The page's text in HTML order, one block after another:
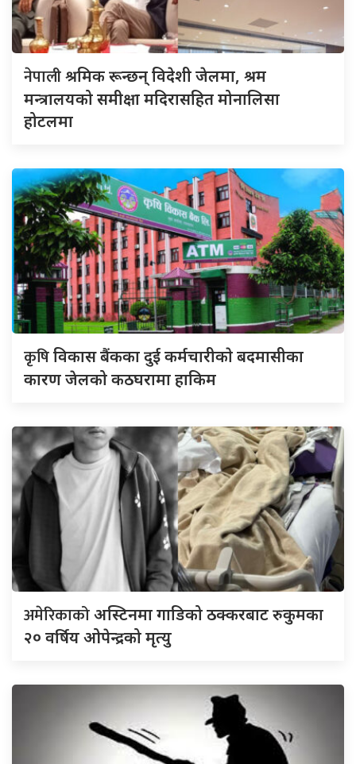
नेपालीश्रमिक रून्छन् विदेशी जेलमा, श्रम
मन्त्रालयको समीक्षा मदिरासहित मोनालिसा
होटलमा
कृषिविकास बैंकका दुई कर्मचारीकाे बदमासीका
कारण जेलको कठघरामा हाकिम
अमेरिकाकोअस्टिनमा गाडिको ठक्करबाट रुकुमका
२० वर्षिय ओपेन्द्रको मृत्यु